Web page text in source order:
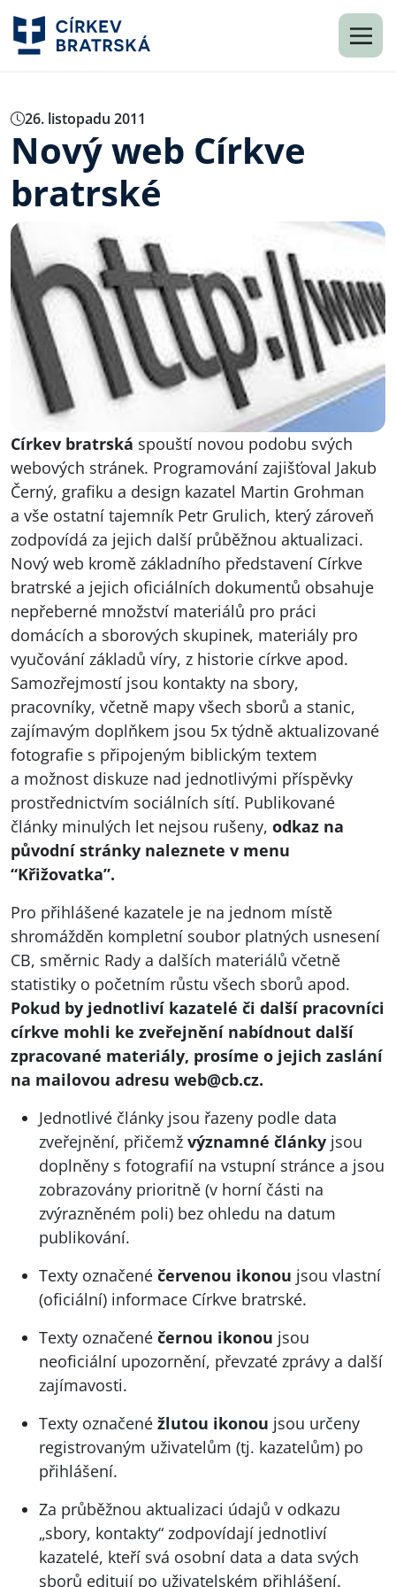
26. listopadu 2011
Nový web Církve
bratrské
Církev bratrská spouští novou podobu svých
webových stránek. Programování zajišťoval Jakub
Černý, grafiku a design kazatel Martin Grohman
a vše ostatní tajemník Petr Grulich, který zároveň
zodpovídá za jejich další průběžnou aktualizaci.
Nový web kromě základního představení Církve
bratrské a jejich oficiálních dokumentů obsahuje
nepřeberné množství materiálů pro práci
domácích a sborových skupinek, materiály pro
vyučování základů víry, z historie církve apod.
Samozřejmostí jsou kontakty na sbory,
pracovníky, včetně mapy všech sborů a stanic,
zajímavým doplňkem jsou 5x týdně aktualizované
fotografie s připojeným biblickým textem
a možnost diskuze nad jednotlivými příspěvky
prostřednictvím sociálních sítí. Publikované
články minulých let nejsou rušeny, odkaz na
původní stránky naleznete v menu
“Křižovatka”.
Pro přihlášené kazatele je na jednom místě
shromážděn kompletní soubor platných usnesení
CB, směrnic Rady a dalších materiálů včetně
statistiky o početním růstu všech sborů apod.
Pokud by jednotliví kazatelé či další pracovníci
církve mohli ke zveřejnění nabídnout další
zpracované materiály, prosíme o jejich zaslání
na mailovou adresu web@cb.cz.
Jednotlivé články jsou řazeny podle data
zveřejnění, přičemž významné články jsou
doplněny s fotografií na vstupní stránce a jsou
zobrazovány prioritně (v horní části na
zvýrazněném poli) bez ohledu na datum
publikování.
Texty označené červenou ikonou jsou vlastní
(oficiální) informace Církve bratrské.
Texty označené černou ikonou jsou
neoficiální upozornění, převzaté zprávy a další
zajímavosti.
Texty označené žlutou ikonou jsou určeny
registrovaným uživatelům (tj. kazatelům) po
přihlášení.
Za průběžnou aktualizaci údajů v odkazu
„sbory, kontakty“ zodpovídají jednotliví
kazatelé, kteří svá osobní data a data svých
sborů editují po uživatelském přihlášení.